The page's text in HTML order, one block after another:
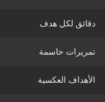
دقائق لكل هدف
تمريرات حاسمة
الأهداف العكسية